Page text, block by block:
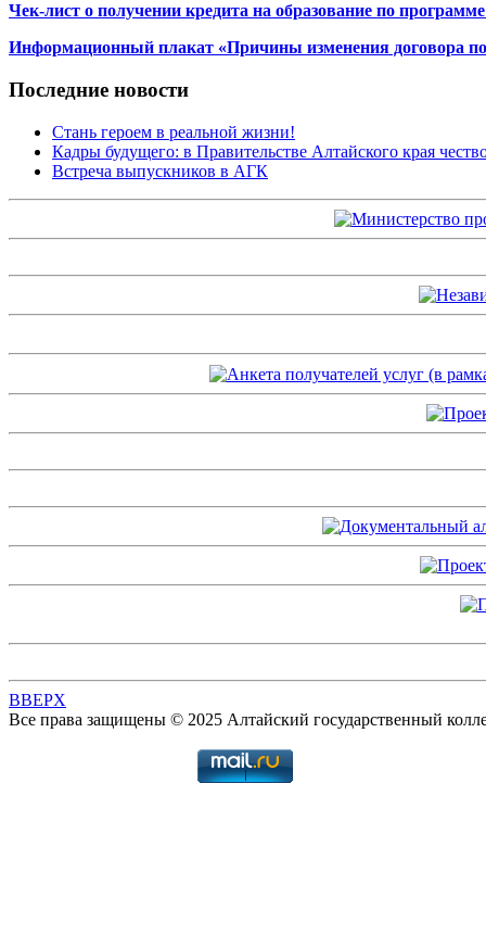
Чек-лист о получении кредита на образование по
Информационный плакат «Причины изменения договора по
Последние новости
Стань героем в реальной жизни!
Кадры будущего: в Правительстве Алтайского края
Встреча выпускников в АГК
BBEPX
Все права защищены © 2025 Алтайский государственный